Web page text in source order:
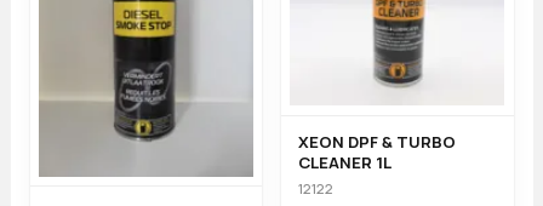
XEON DPF & TURBO
CLEANER 1L
12122